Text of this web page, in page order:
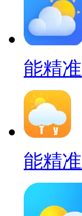
能精
能精